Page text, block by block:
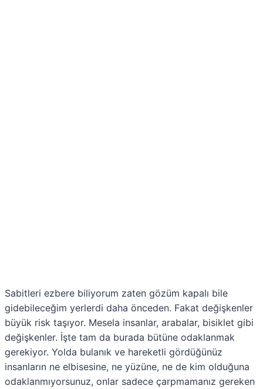
Sabitleri ezbere biliyorum zaten gözüm kapalı bile
gidebileceğim yerlerdi daha önceden. Fakat değişkenler
büyük risk taşıyor. Mesela insanlar, arabalar, bisiklet gibi
değişkenler. İşte tam da burada bütüne odaklanmak
gerekiyor. Yolda bulanık ve hareketli gördüğünüz
insanların ne elbisesine, ne yüzüne, ne de kim olduğuna
odaklanmıyorsunuz, onlar sadece çarpmamanız gereken